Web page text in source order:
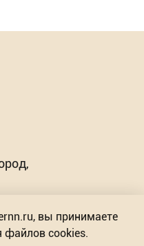
керамика,
2
вы принимаете
файлов cookies.